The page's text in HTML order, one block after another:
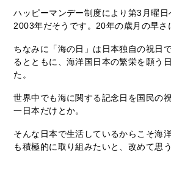
ハッピーマンデー制度により第3月曜
2003年だそうです。20年の歳月の早さ
ちなみに「海の日」は日本独自の祝日
るとともに、海洋国日本の繁栄を願う
た。
世界中でも海に関する記念日を国民の
一日本だけとか。
そんな日本で生活しているからこそ海
も積極的に取り組みたいと、改めて思